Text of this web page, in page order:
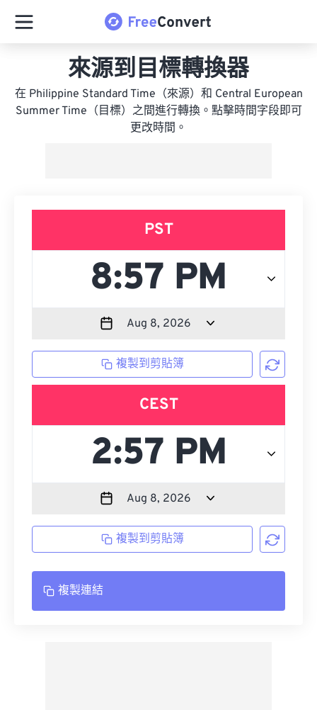
來源到目標轉換器
在 Philippine Standard Time（來源）和 Central European
Summer Time（目標）之間進行轉換。點擊時間字段即可
更改時間。
PST
複製到剪貼簿
CEST
複製到剪貼簿
複製連結